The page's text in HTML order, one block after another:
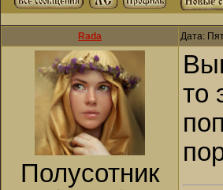
Rada Дата:
Полусотник
то